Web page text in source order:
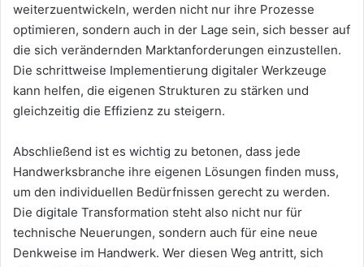
weiterzuentwickeln, werden nicht nur ihre Prozesse
optimieren, sondern auch in der Lage sein, sich besser auf
die sich verändernden Marktanforderungen einzustellen.
Die schrittweise Implementierung digitaler Werkzeuge
kann helfen, die eigenen Strukturen zu stärken und
gleichzeitig die Effizienz zu steigern.
Abschließend ist es wichtig zu betonen, dass jede
Handwerksbranche ihre eigenen Lösungen finden muss,
um den individuellen Bedürfnissen gerecht zu werden.
Die digitale Transformation steht also nicht nur für
technische Neuerungen, sondern auch für eine neue
Denkweise im Handwerk. Wer diesen Weg antritt, sich